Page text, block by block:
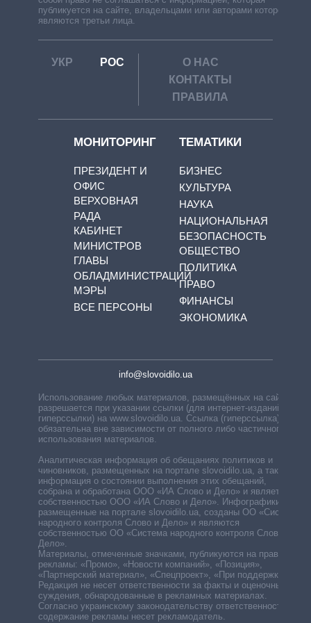
публикуется на сайте, владельцами или авторами которой
являются третьи лица.
УКР РОС
О НАС
КОНТАКТЫ
ПРАВИЛА
МОНИТОРИНГ
ПРЕЗИДЕНТ И
ОФИС
ВЕРХОВНАЯ
РАДА
КАБИНЕТ
МИНИСТРОВ
ГЛАВЫ
ОБЛАДМИНИСТРАЦИЙ
МЭРЫ
ВСЕ ПЕРСОНЫ
ТЕМАТИКИ
БИЗНЕС
КУЛЬТУРА
НАУКА
НАЦИОНАЛЬНАЯ
БЕЗОПАСНОСТЬ
ОБЩЕСТВО
ПОЛИТИКА
ПРАВО
ФИНАНСЫ
ЭКОНОМИКА
info@slovoidilo.ua
Использование любых материалов, размещённых на сайте,
разрешается при указании ссылки (для интернет-изданий —
гиперссылки) на www.slovoidilo.ua. Ссылка (гиперссылка)
обязательна вне зависимости от полного либо частичного
использования материалов.
Аналитическая информация об обещаниях политиков и
чиновников, размещенных на портале slovoidilo.ua, а также
информация о состоянии выполнения этих обещаний,
собрана и обработана ООО «ИА Слово и Дело» и является
собственностью ООО «ИА Слово и Дело». Инфографики,
размещенные на портале slovoidilo.ua, созданы ОО «Система
народного контроля Слово и Дело» и являются
собственностью ОО «Система народного контроля Слово и
Дело».
Материалы, отмеченные значками, публикуются на правах
рекламы: «Промо», «Новости компаний», «Позиция»,
«Партнерский материал», «Спецпроект», «При поддержке».
Редакция не несет ответственности за факты и оценочные
суждения, обнародованные в рекламных материалах.
Согласно украинскому законодательству ответственность за
содержание рекламы несет рекламодатель.